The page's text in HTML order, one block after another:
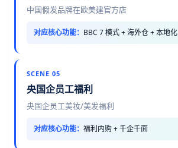
中国假发品牌在欧美建官方店
对应核心功能： BBC 7 模式 + 海外仓 + 本地化
SCENE 05
央国企员工福利
央国企员工美妆/美发福利
对应核心功能： 福利内购 + 千企千面